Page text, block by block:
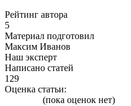
Рейтинг автора
5
Материал подготовил
Максим Иванов
Наш эксперт
Написано статей
129
Оценка статьи:
(пока оценок нет)